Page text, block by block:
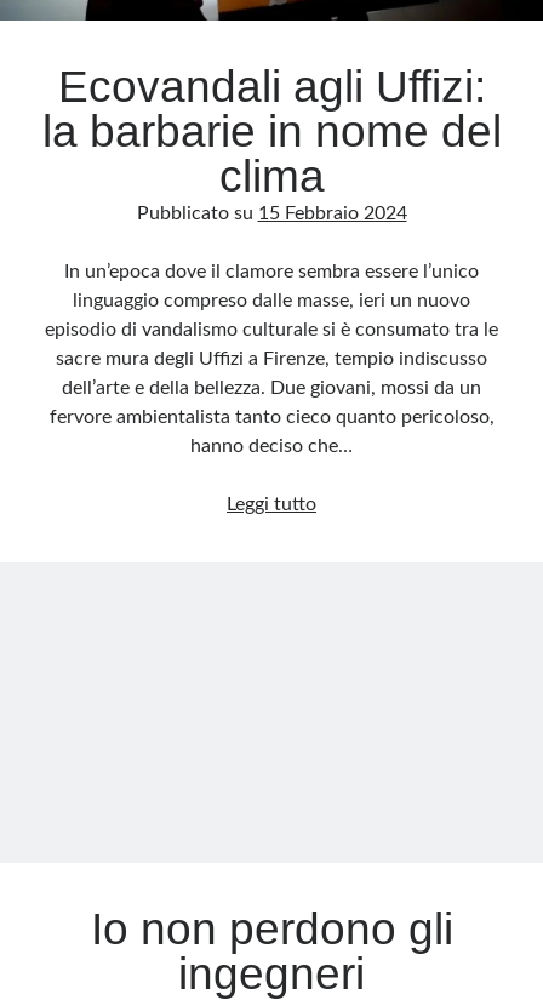
Ecovandali agli Uffizi:
la barbarie in nome del
clima
Pubblicato su 15 Febbraio 2024
In un’epoca dove il clamore sembra essere l’unico
linguaggio compreso dalle masse, ieri un nuovo
episodio di vandalismo culturale si è consumato tra le
sacre mura degli Uffizi a Firenze, tempio indiscusso
dell’arte e della bellezza. Due giovani, mossi da un
fervore ambientalista tanto cieco quanto pericoloso,
hanno deciso che…
Leggi tuttoEcovandali
Io non perdono gli
ingegneri